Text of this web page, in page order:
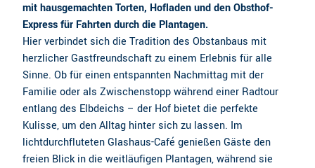
mit hausgemachten Torten, Hofladen und den Obsthof-
Express für Fahrten durch die Plantagen.
Hier verbindet sich die Tradition des Obstanbaus mit
herzlicher Gastfreundschaft zu einem Erlebnis für alle
Sinne. Ob für einen entspannten Nachmittag mit der
Familie oder als Zwischenstopp während einer Radtour
entlang des Elbdeichs – der Hof bietet die perfekte
Kulisse, um den Alltag hinter sich zu lassen. Im
lichtdurchfluteten Glashaus-Café genießen Gäste den
freien Blick in die weitläufigen Plantagen, während sie